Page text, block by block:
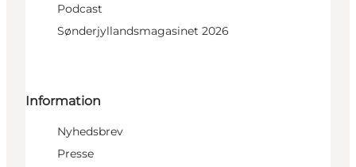
Podcast
Sønderjyllandsmagasinet 2026
Information
Nyhedsbrev
Presse